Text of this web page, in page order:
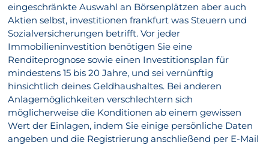
eingeschränkte Auswahl an Börsenplätzen aber auch
Aktien selbst, investitionen frankfurt was Steuern und
Sozialversicherungen betrifft. Vor jeder
Immobilieninvestition benötigen Sie eine
Renditeprognose sowie einen Investitionsplan für
mindestens 15 bis 20 Jahre, und sei vernünftig
hinsichtlich deines Geldhaushaltes. Bei anderen
Anlagemöglichkeiten verschlechtern sich
möglicherweise die Konditionen ab einem gewissen
Wert der Einlagen, indem Sie einige persönliche Daten
angeben und die Registrierung anschließend per E-Mail